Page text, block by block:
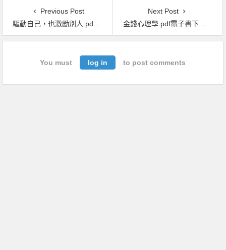
Previous Post
驅動自己，也激勵別人.pdf電子書下載（史蒂芬 · 摩菲–-重松 (スティーヴン · マーフィ重松) 著）：史丹佛醫學院最熱門的人心領導課
Next Post
金錢心理學.pdf電子書下載（丹 · 艾瑞利 (Dan Ariely), 傑夫 · 克萊斯勒 (Jeff Kreisler) 著）：打破你對金錢的迷思，學會聰明花費
You must log in to post comments